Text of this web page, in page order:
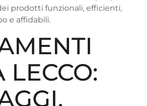
prodotti funzionali, efficienti,
e affidabili.
LECCO: